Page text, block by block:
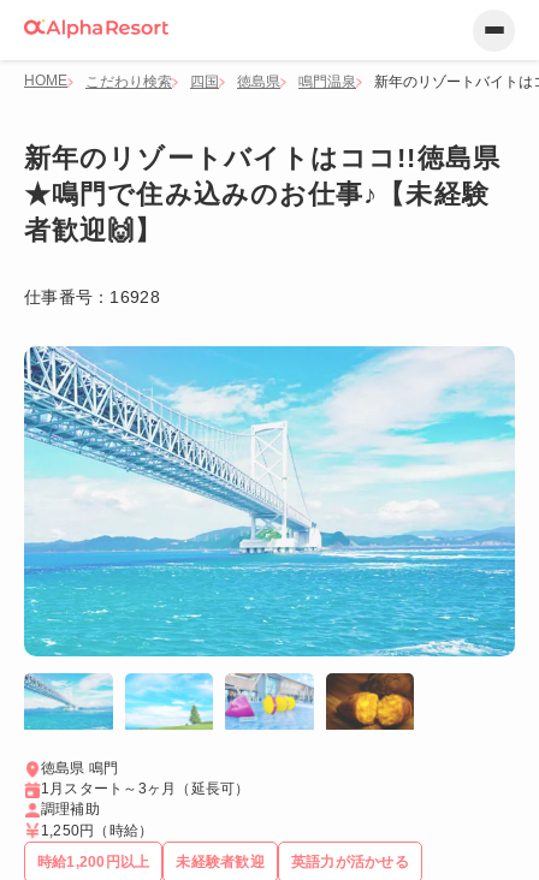
HOME こだわり検索 四国 徳島県 鳴門温泉 新年のリゾートバイト
新年のリゾートバイトはココ!!徳島県
★鳴門で住み込みのお仕事♪【未経験
者歓迎🙌】
仕事番号： 16928
徳島県 鳴門
1月スタート～3ヶ月（延長可）
調理補助
1,250円 （時給）
時給1,200円以上
未経験者歓迎 英語力が活かせる